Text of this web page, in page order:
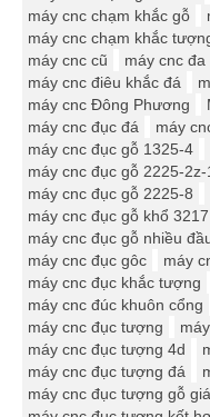
máy cnc chạm khắc gỗ
máy cnc chạm khắc
máy cnc cũ
máy cnc đa
máy cnc điêu khắc đá
máy cnc Đông Phương
máy cnc đục đá
máy
máy cnc đục gỗ 1325-4
máy cnc đục gỗ 2225-2z-
máy cnc đục gỗ 2225-8
máy cnc đục gỗ khổ 3217
máy cnc đục gỗ nhiều
máy cnc đục gôc
máy
máy cnc đục khắc tượng
máy cnc đúc khuôn cổng
máy cnc đục tượng
máy cnc đục tượng 4d
máy cnc đục tượng đá
máy cnc đục tượng gỗ